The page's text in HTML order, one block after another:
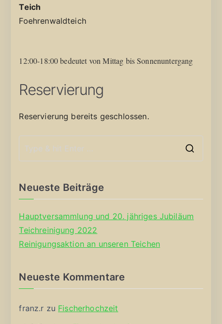
Teich
Foehrenwaldteich
12:00-18:00 bedeutet von Mittag bis Sonnenuntergang
Reservierung
Reservierung bereits geschlossen.
Neueste Beiträge
Hauptversammlung und 20. jähriges Jubiläum
Teichreinigung 2022
Reinigungsaktion an unseren Teichen
Neueste Kommentare
franz.r zu Fischerhochzeit